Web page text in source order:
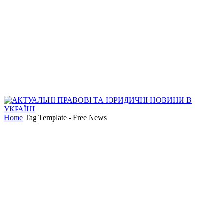
Home Tag Template - Free News